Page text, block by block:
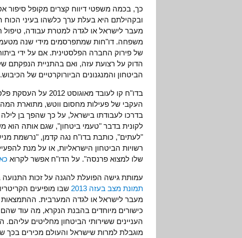
כך, בכמה משפטי דיווח קצרים מקופל סיפור
ובקהילתם היא בעלת ערך כלשהו בעיני
מעבר לישראל או לגדה למטרת עבודה, טיפול
משפחה. דו"חות שמתפרסמים מידי שנה מטעמם
של פירוק החברה הפלסטינית. אם על ידי
הדוק על רצועת עזה, ואם בהתניית הנפקתם של
הביטחון והמנגנונים הביורוקרטיים של הכיבוש.
בדו"ח קו לעובד
העקבי של פעילות מחסום ווטש, מתוארת
בדרכו לעבודתו בישראל, על כך שהפך בן
לקונית בדבר "טעמי ביטחון", שגם אותה הוא
"לעתים", כותבת בדו"ח נגה קדמן, "נרשמת
רשויות הביטחון הישראליות, או על מנת
שלו למצוא פרנסה". על הדו"ח אפשר לקרוא
עמותת גישה הפועלת להגנה על זכות
תמונת מצב בעזה 2013
שבו מופיעים
מעבר לישראל או לגדה המערבית. ההתמצאות
כישורים מיוחדים בהבנת הנקרא, מה עוד
העניינים ששירותי הביטחון מחליטים
מוגבלת למרות שישראל והעולם מכירים בכך